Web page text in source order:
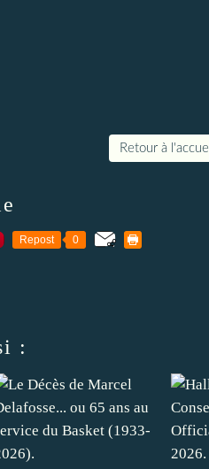
Retour à
Repost 0
: